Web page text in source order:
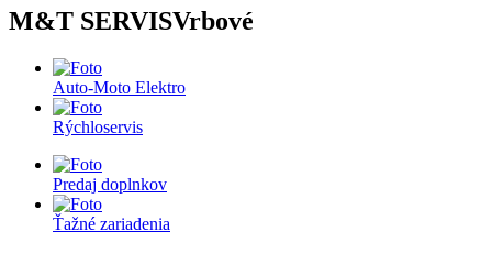
M&T SERVISVrbové
Auto-Moto Elektro
Rýchloservis
Predaj doplnkov
Ťažné zariadenia